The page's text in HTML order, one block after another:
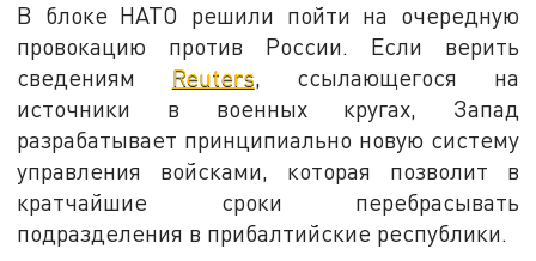
В блоке НАТО решили пойти на очередную
провокацию против России. Если верить
сведениям Reuters, ссылающегося на
источники в военных кругах, Запад
разрабатывает принципиально новую систему
управления войсками, которая позволит в
кратчайшие сроки перебрасывать
подразделения в прибалтийские республики.